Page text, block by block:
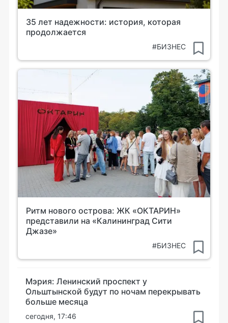
35 лет надежности: история, которая
продолжается
#БИЗНЕС
Ритм нового острова: ЖК «ОКТАРИН»
представили на «Калининград Сити
Джазе»
#БИЗНЕС
Мэрия: Ленинский проспект у
Ольштынской будут по ночам перекрывать
больше месяца
сегодня, 17:46